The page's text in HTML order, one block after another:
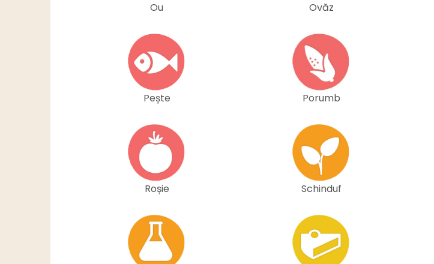
Ou Ovăz
Pește Porumb
Roșie Schinduf